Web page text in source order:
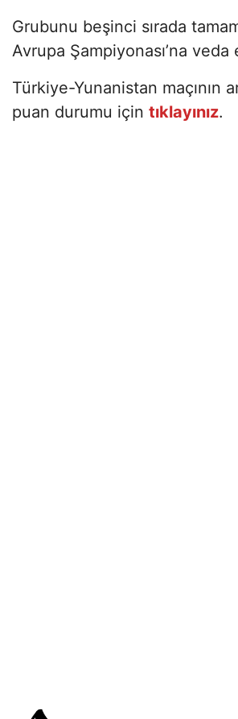
Grubunu beşinci sırada
Avrupa Şampiyonası’na veda
Türkiye-Yunanistan maçının
puan durumu için tıklayınız.